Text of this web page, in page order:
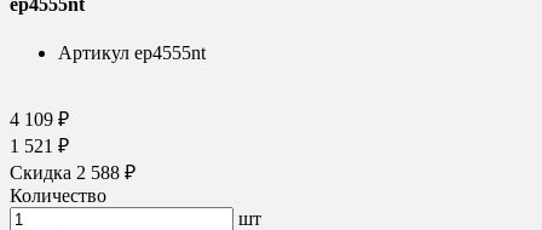
ep4555nt
Артикул ep4555nt
4 109 ₽
1 521 ₽
Скидка 2 588 ₽
Количество
шт